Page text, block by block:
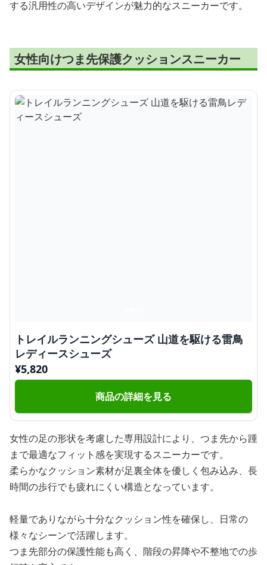
する汎用性の高いデザインが魅力的なスニーカーです。
女性向けつま先保護クッションスニーカー
トレイルランニングシューズ 山道を駆ける雷鳥
レディースシューズ
¥5,820
商品の詳細を見る
女性の足の形状を考慮した専用設計により、つま先から踵
まで最適なフィット感を実現するスニーカーです。
柔らかなクッション素材が足裏全体を優しく包み込み、長
時間の歩行でも疲れにくい構造となっています。
軽量でありながら十分なクッション性を確保し、日常の
様々なシーンで活躍します。
つま先部分の保護性能も高く、階段の昇降や不整地での歩